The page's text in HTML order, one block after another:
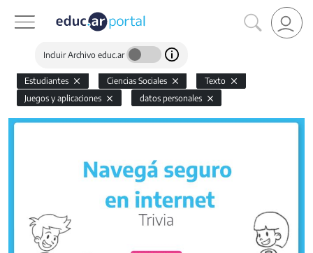
Incluir Archivo educ.ar
Estudiantes Ciencias Sociales
Texto
Juegos y aplicaciones
datos personales